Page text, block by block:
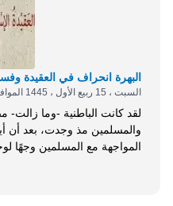
البهرة انحراف في العقيدة
السبت ، 15 ربيع الأول ، 1445 الموافق 30 سبتمبر 2023
لقد كانت الباطنية -وما
والمسلمين مذ وجدت، بعد أن
المواجهة مع المسلمين وجهًا
أهدافهم والوصول لمآربهم؛
وفتنها نتيجة لاتجاه جديد